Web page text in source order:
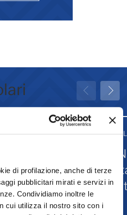
di profilazione, anche di terze
pubblicitari mirati e servizi in
Condividiamo inoltre le
cui utilizza il nostro sito con i
attività
31